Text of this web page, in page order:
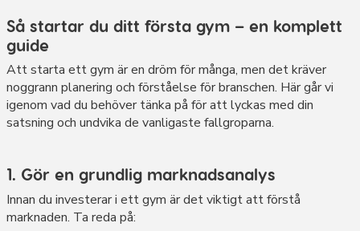
Så startar du ditt första gym – en komplett
guide
Att starta ett gym är en dröm för många, men det kräver
noggrann planering och förståelse för branschen. Här går vi
igenom vad du behöver tänka på för att lyckas med din
satsning och undvika de vanligaste fallgroparna.
1. Gör en grundlig marknadsanalys
Innan du investerar i ett gym är det viktigt att förstå
marknaden. Ta reda på: